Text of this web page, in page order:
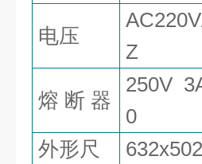
电压
AC
Z
熔 断 器
250V
0
外形尺